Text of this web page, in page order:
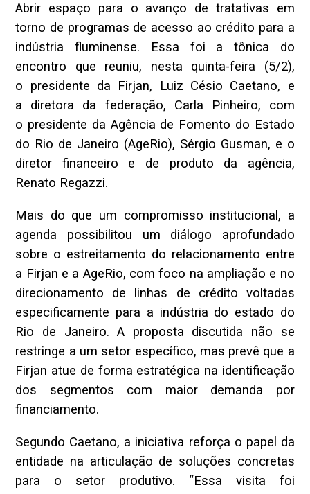
Abrir espaço para o avanço de tratativas em
torno de programas de acesso ao crédito para a
indústria fluminense. Essa foi a tônica do
encontro que reuniu, nesta quinta-feira (5/2),
o presidente da Firjan, Luiz Césio Caetano, e
a diretora da federação, Carla Pinheiro, com
o presidente da Agência de Fomento do Estado
do Rio de Janeiro (AgeRio), Sérgio Gusman, e o
diretor financeiro e de produto da agência,
Renato Regazzi.
Mais do que um compromisso institucional, a
agenda possibilitou um diálogo aprofundado
sobre o estreitamento do relacionamento entre
a Firjan e a AgeRio, com foco na ampliação e no
direcionamento de linhas de crédito voltadas
especificamente para a indústria do estado do
Rio de Janeiro. A proposta discutida não se
restringe a um setor específico, mas prevê que a
Firjan atue de forma estratégica na identificação
dos segmentos com maior demanda por
financiamento.
Segundo Caetano, a iniciativa reforça o papel da
entidade na articulação de soluções concretas
para o setor produtivo. “Essa visita foi